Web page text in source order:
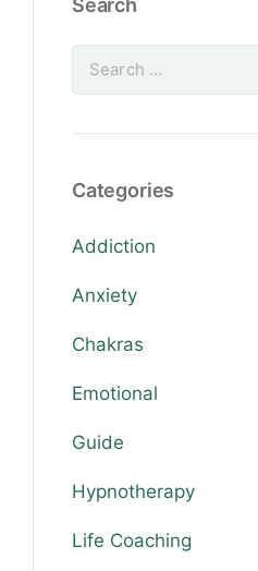
Search
Categories
Addiction
Anxiety
Chakras
Emotional
Guide
Hypnotherapy
Life Coaching